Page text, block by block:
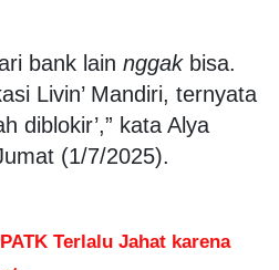
bank lain nggakbisa.
Livin’ Mandiri, ternyata
diblokir’,” kata Alya
(1/7/2025).
Terlalu Jahat karena